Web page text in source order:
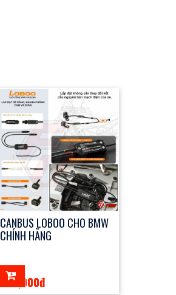
CANBUS LOBOO CHO BMW
CHÍNH HÃNG
285,000đ